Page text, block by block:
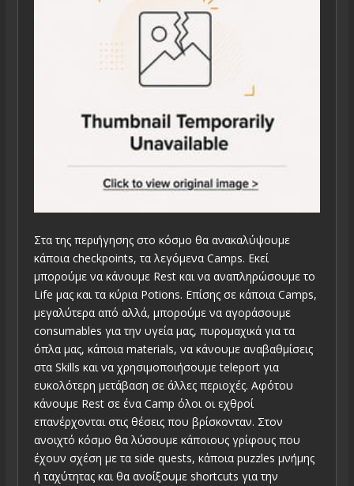
Στα της περιήγησης στο κόσμο θα ανακαλύψουμε
κάποια checkpoints, τα λεγόμενα Camps. Εκεί
μπορούμε να κάνουμε Rest και να αναπληρώσουμε το
Life μας και τα κύρια Potions. Επίσης σε κάποια Camps,
μεγαλύτερα από αλλά, μπορούμε να αγοράσουμε
consumables για την υγεία μας, πυρομαχικά για τα
όπλα μας, κάποια materials, να κάνουμε αναβαθμίσεις
στα Skills και να χρησιμοποιήσουμε teleport για
ευκολότερη μετάβαση σε άλλες περιοχές. Αφότου
κάνουμε Rest σε ένα Camp όλοι οι εχθροί
επανέρχονται στις θέσεις που βρίσκονταν. Στον
ανοιχτό κόσμο θα λύσουμε κάποιους γρίφους που
έχουν σχέση με τα side quests, κάποια puzzles μνήμης
ή ταχύτητας και θα ανοίξουμε shortcuts για την